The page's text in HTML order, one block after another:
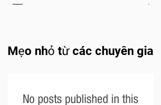
Mẹo nhỏ từ các chuyên gia
No posts published in this